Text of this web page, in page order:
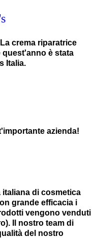
crema riparatrice
quest'anno è stata
Italia.
azienda!
italiana di cosmetica
grande efficacia i
vengono venduti
Il nostro team di
del nostro